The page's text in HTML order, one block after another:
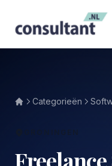
Categorieën